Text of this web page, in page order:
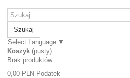
Szukaj
Select Language ▼
Koszyk (pusty)
Brak produktów
0,00 PLN Podatek